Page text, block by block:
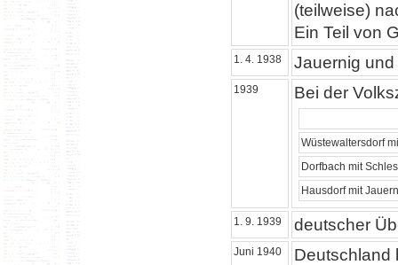
(teilweise)
Ein Teil von
1. 4. 1938 Jauernig
1939 Bei der
Wüstewaltersdorf
Dorfbach mit
Hausdorf mit
1. 9. 1939 deutscher
Juni 1940
Deutschland